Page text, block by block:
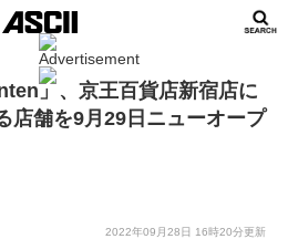
」、京王百貨店新宿店に
店舗を9⽉29⽇ニューオープ
2022年09月28日 16時20分更新